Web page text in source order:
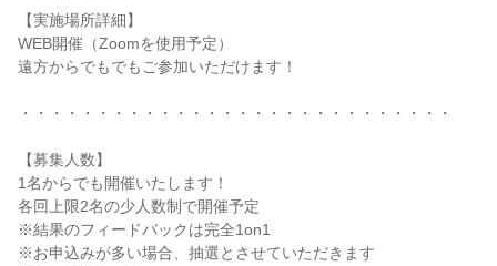
【実施場所詳細】
WEB開催（Zoomを使用予定）
遠方からでもでもご参加いただけます！
・・・・・・・・・・・・・・・・・・・・・・・・・・・・
【募集人数】
1名からでも開催いたします！
各回上限2名の少人数制で開催予定
※結果のフィードバックは完全1on1
※お申込みが多い場合、抽選とさせていただきます